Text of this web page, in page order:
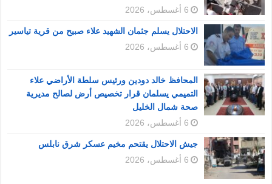
6 أغسطس، 2026
الاحتلال يسلم جثمان الشهيد علاء صبيح من قرية تياسير
6 أغسطس، 2026
المحافظ خالد دودين ورئيس سلطة الأراضي علاء
التميمي يسلمان قرار تخصيص أرض لصالح مديرية
صحة شمال الخليل
6 أغسطس، 2026
جيش الاحتلال يقتحم مخيم عسكر شرق نابلس
6 أغسطس، 2026